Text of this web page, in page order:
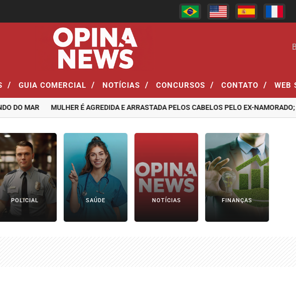
/ GUIA COMERCIAL / NOTÍCIAS / CONCURSOS / CONTATO / WEB
MAR MULHER É AGREDIDA E ARRASTADA PELOS CABELOS PELO EX-NAMORADO;
POLICIAL SAÚDE NOTÍCIAS FINANÇAS